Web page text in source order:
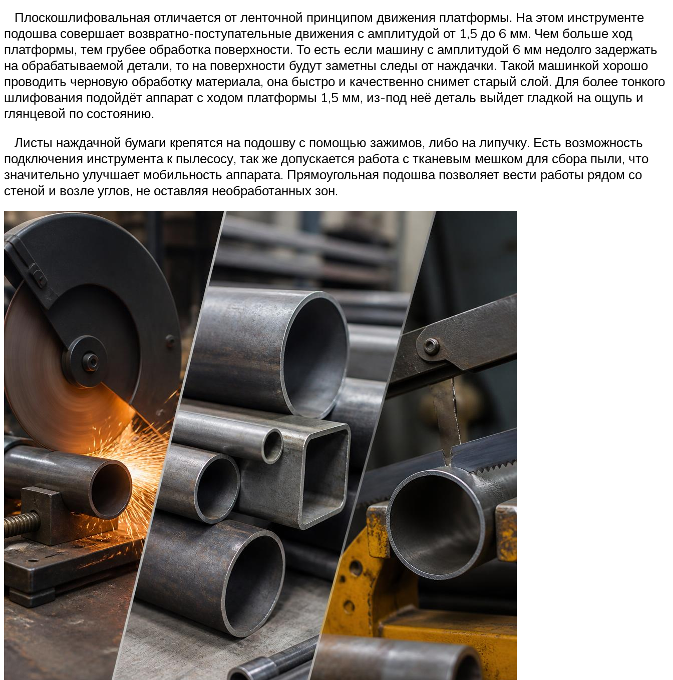
Плоскошлифовальная отличается от ленточной принципом движения платформы. На этом инструменте
подошва совершает возвратно-поступательные движения с амплитудой от 1,5 до 6 мм. Чем больше ход
платформы, тем грубее обработка поверхности. То есть если машину с амплитудой 6 мм недолго задержать
на обрабатываемой детали, то на поверхности будут заметны следы от наждачки. Такой машинкой хорошо
проводить черновую обработку материала, она быстро и качественно снимет старый слой. Для более тонкого
шлифования подойдёт аппарат с ходом платформы 1,5 мм, из-под неё деталь выйдет гладкой на ощупь и
глянцевой по состоянию.
Листы наждачной бумаги крепятся на подошву с помощью зажимов, либо на липучку. Есть возможность
подключения инструмента к пылесосу, так же допускается работа с тканевым мешком для сбора пыли, что
значительно улучшает мобильность аппарата. Прямоугольная подошва позволяет вести работы рядом со
стеной и возле углов, не оставляя необработанных зон.